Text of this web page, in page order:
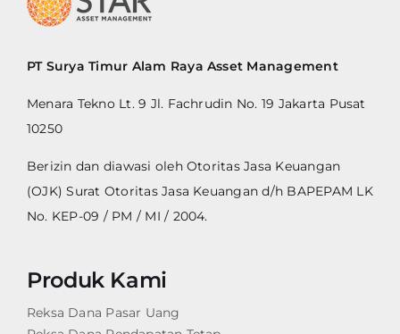
PT Surya Timur Alam Raya Asset Management
Menara Tekno Lt. 9 Jl. Fachrudin No. 19 Jakarta Pusat
10250
Berizin dan diawasi oleh Otoritas Jasa Keuangan
(OJK) Surat Otoritas Jasa Keuangan d/h BAPEPAM LK
No. KEP-09 / PM / MI / 2004.
Produk Kami
Reksa Dana Pasar Uang